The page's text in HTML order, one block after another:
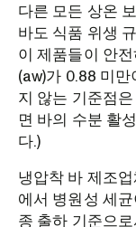
다른 모든 상온
바도 식품 위생
이 제품들이 안
(aw)가 0.88 미
지 않는 기준점
면 바의 수분 활
다.)
냉압착 바 제조
에서 병원성 세
종 출하 기준으